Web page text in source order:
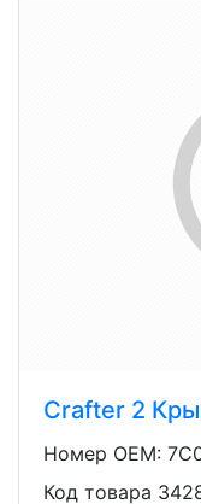
Crafter 2
Номер OEM:
Код товара